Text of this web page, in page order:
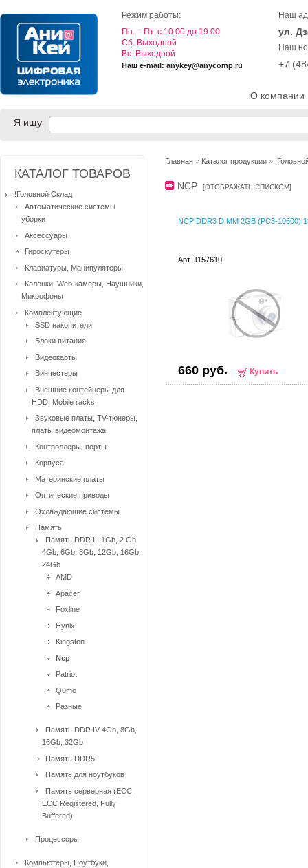
О компании
Режим работы:
Пн. - Пт. с 10:00 до 19:00
Cб. Выходной
Вс. Выходной
Наш e-mail: anykey@anycomp.ru
Наш
ул.
Наш
+7
Я ищу
Главная » Каталог продукции »
NCP [ОТОБРАЖАТЬ СПИСКОМ]
NCP DDR3 DIMM 2GB (PC3-10600)
Арт. 1157610
660 руб. Купить
КАТАЛОГ ТОВАРОВ
!Головной Склад
Автоматические системы
уборки
Аксессуары
Гироскутеры
Клавиатуры, Манипуляторы
Колонки, Web-камеры, Наушники,
Микрофоны
Комплектующие
SSD накопители
Блоки питания
Видеокарты
Винчестеры
Внешние контейнеры для
HDD, Mobile racks
Звуковые платы, TV-тюнеры,
платы видеомонтажа
Контроллеры, порты
Корпуса
Материнские платы
Оптические приводы
Охлаждающие системы
Память
Память DDR III 1Gb, 2 Gb,
4Gb, 6Gb, 8Gb, 12Gb, 16Gb,
24Gb
AMD
Apacer
Foxline
Hynix
Kingston
Ncp
Patriot
Qumo
Разные
Память DDR IV 4Gb, 8Gb,
16Gb, 32Gb
Память DDR5
Память для ноутбуков
Память серверная (ECC,
ECC Registered, Fully
Buffered)
Процессоры
Компьютеры, Ноутбуки,